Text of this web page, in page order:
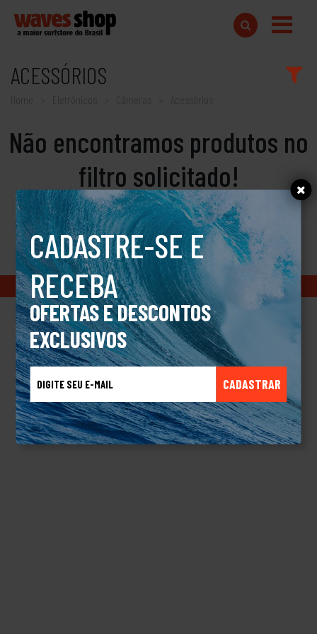
CADASTRE-SE E
RECEBA
OFERTAS E DESCONTOS
EXCLUSIVOS
CADASTRAR
ACESSÓRIOS
Home Câmeras
Não encontramos produtos no
filtro solicitado!
Copyright © 2018 www.wavesshop.com.br - Todos os direitos reservados